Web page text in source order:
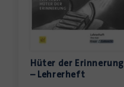
Hüter der Erinnerung
– Lehrerheft